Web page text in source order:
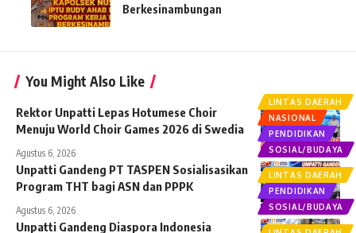
Berkesinambungan
You Might Also Like
LINTAS DAERAH
NASIONAL
PENDIDIKAN
SOSIAL/BUDAYA
Rektor Unpatti Lepas Hotumese Choir
Menuju World Choir Games 2026 di Swedia
Agustus 6, 2026
LINTAS DAERAH
PENDIDIKAN
SOSIAL/BUDAYA
Unpatti Gandeng PT TASPEN Sosialisasikan
Program THT bagi ASN dan PPPK
Agustus 6, 2026
Unpatti Gandeng Diaspora Indonesia